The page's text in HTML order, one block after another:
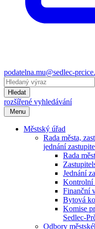
podatelna.mu@sedlec-
Hledat
rozšířené vyhledávání
Menu
Městský úřad
Rada města,
jednání
Rada
Jednání
Kontrolní
Finanční
Bytová
Komise
Sedlec-
Odbory